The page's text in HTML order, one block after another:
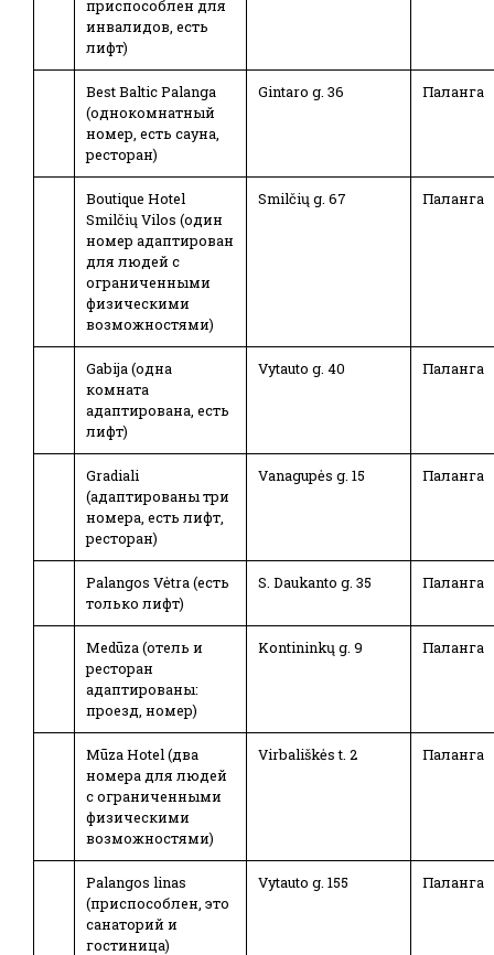
приспособлен для
инвалидов, есть
лифт)
Best Baltic Palanga
(однокомнатный
номер, есть сауна,
ресторан)
Gintaro g. 36 Паланга
Boutique Hotel
Smilčių Vilos (один
номер адаптирован
для людей с
ограниченными
физическими
возможностями)
Smilčių g. 67 Паланга
Gabija (одна
комната
адаптирована, есть
лифт)
Vytauto g. 40 Паланга
Gradiali
(адаптированы три
номера, есть лифт,
ресторан)
Vanagupės g. 15 Паланга
Palangos Vėtra (есть
только лифт)
S. Daukanto g. 35 Паланга
Medūza (отель и
ресторан
адаптированы:
проезд, номер)
Kontininkų g. 9 Паланга
Mūza Hotel (два
номера для людей
с ограниченными
физическими
возможностями)
Virbališkės t. 2 Паланга
Palangos linas
(приспособлен, это
санаторий и
гостиница)
Vytauto g. 155 Паланга